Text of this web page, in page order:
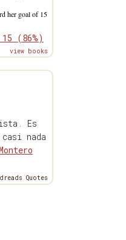
her goal of 15
(86%)
view books
Es
nada
Quotes